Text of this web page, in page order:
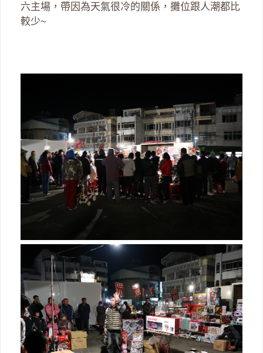
六主場，帶因為天氣很冷的關係，攤位跟人潮都比
較少~